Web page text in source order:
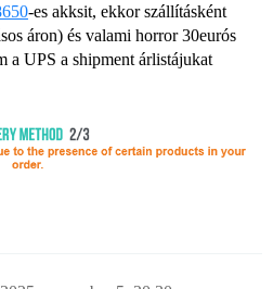
-es akksit, ekkor szállításként
áron) és valami horror 30eurós
a UPS a shipment árlistájukat